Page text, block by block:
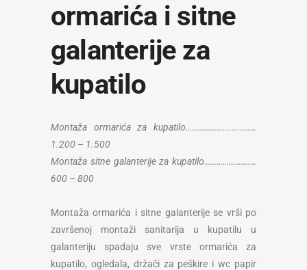
ormarića i sitne
galanterije za
kupatilo
Montaža ormarića za kupatilo………………….…………
1.200 – 1.500
Montaža sitne galanterije za kupatilo………………….…
600 – 800
Montaža ormarića i sitne galanterije se vrši po
završenoj montaži sanitarija u kupatilu u
galanteriju spadaju sve vrste ormarića za
kupatilo, ogledala, držači za peškire i wc papir